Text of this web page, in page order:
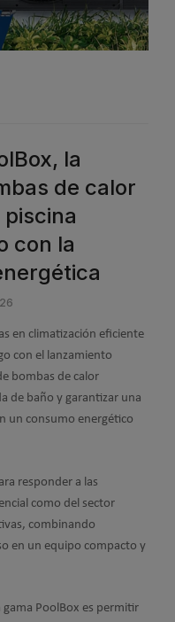
la
de calor
con la
en climatización eficiente
con el lanzamiento
bombas de calor
de baño y garantizar una
un consumo energético
responder a las
como del sector
combinando
en un equipo compacto y
PoolBox es permitir